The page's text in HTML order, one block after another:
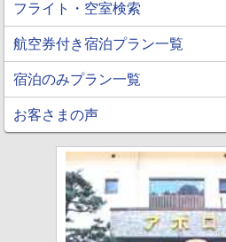
フライト・空室検索
航空券付き宿泊プラン一覧
宿泊のみプラン一覧
お客さまの声